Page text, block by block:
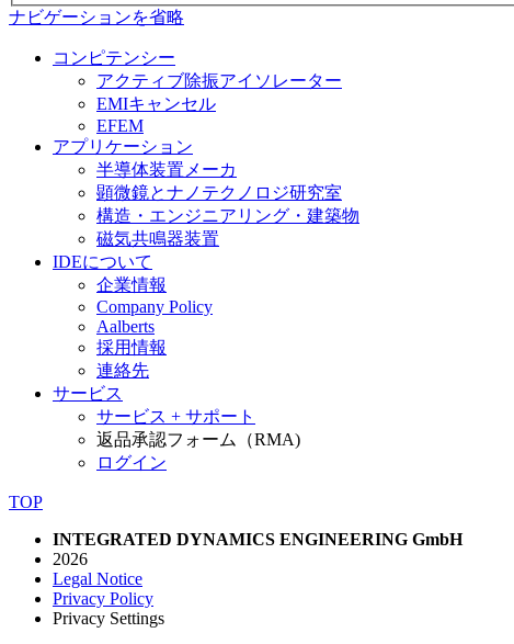
ナビゲーションを省略
コンピテンシー
アクティブ除振アイソレーター
EMIキャンセル
EFEM
アプリケーション
半導体装置メーカ
顕微鏡とナノテクノロジ研究室
構造・エンジニアリング・建築物
磁気共鳴器装置
IDEについて
企業情報
Company Policy
Aalberts
採用情報
連絡先
サービス
サービス + サポート
返品承認フォーム（RMA)
ログイン
TOP
INTEGRATED DYNAMICS ENGINEERING GmbH
2026
Legal Notice
Privacy Policy
Privacy Settings